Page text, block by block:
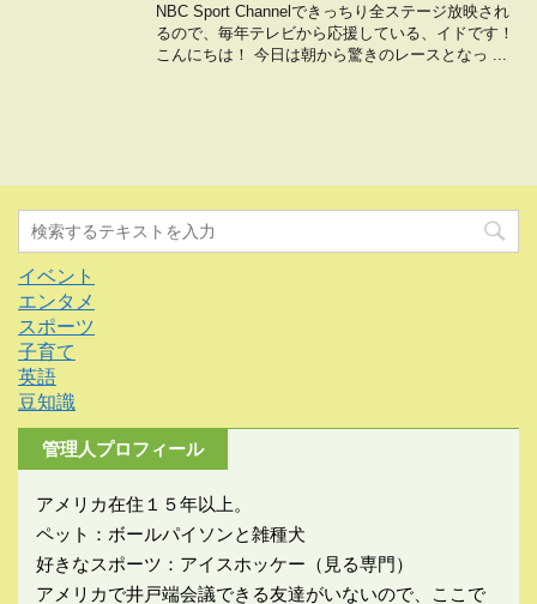
NBC Sport Channelできっちり全ステージ放映され
るので、毎年テレビから応援している、イドです！
こんにちは！ 今日は朝から驚きのレースとなっ ...
イベント
エンタメ
スポーツ
子育て
英語
豆知識
管理人プロフィール
アメリカ在住１５年以上。
ペット：ボールパイソンと雑種犬
好きなスポーツ：アイスホッケー（見る専門）
アメリカで井戸端会議できる友達がいないので、ここで